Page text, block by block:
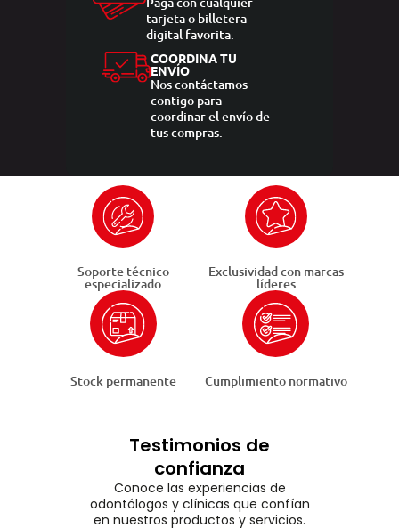
tarjeta o billetera
digital favorita.
COORDINA TU
ENVÍO
Nos contáctamos
contigo para
coordinar el envío de
tus compras.
Soporte técnico
especializado
Exclusividad con marcas
líderes
Stock permanente Cumplimiento normativo
Testimonios de
confianza
Conoce las experiencias de
odontólogos y clínicas que confían
en nuestros productos y servicios.